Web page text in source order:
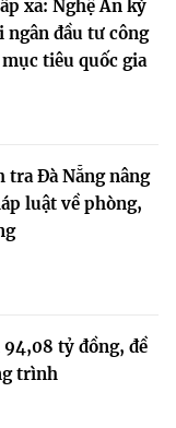
xã: Nghệ An kỳ
ngân đầu tư công
tiêu quốc gia
tra Đà Nẵng nâng
luật về phòng,
tỷ đồng, đề
trình